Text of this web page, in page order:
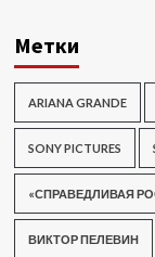
Метки
ARIANA GRANDE
SONY PICTURES
«СПРАВЕДЛИВАЯ
ВИКТОР ПЕЛЕВИН